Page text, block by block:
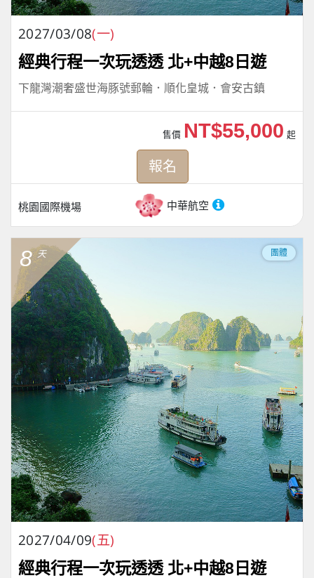
2027/03/08(一)
經典行程一次玩透透 北+中越8日遊
下龍灣潮奢盛世海豚號郵輪．順化皇城．會安古鎮
桃園國際機場 中華航空
售價 NT$55,000 起
報名
8 天 團體
2027/04/09(五)
經典行程一次玩透透 北+中越8日遊